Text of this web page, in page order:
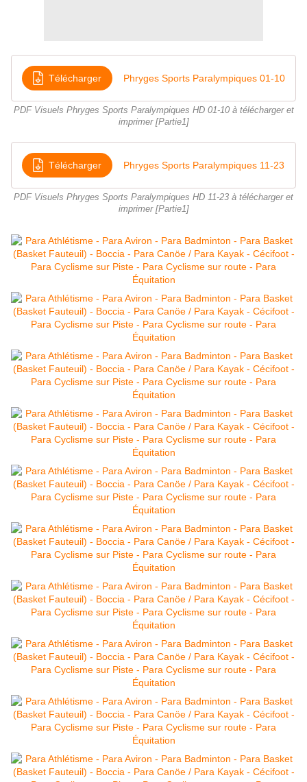
Télécharger Phryges Sports Paralympiques 01-10
PDF Visuels Phryges Sports Paralympiques HD 01-10 à télécharger et
imprimer [Partie1]
Télécharger Phryges Sports Paralympiques 11-23
PDF Visuels Phryges Sports Paralympiques HD 11-23 à télécharger et
imprimer [Partie1]